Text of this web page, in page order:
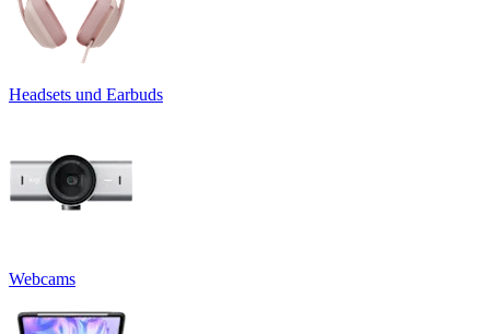
Headsets und Earbuds
Webcams